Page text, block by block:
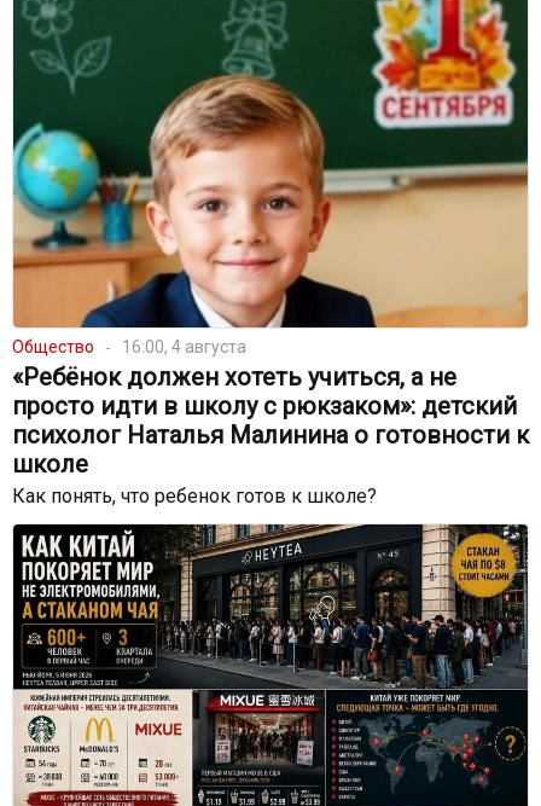
Общество 16:00, 4 августа
«Ребёнок должен хотеть учиться, а не
просто идти в школу с рюкзаком»: детский
психолог Наталья Малинина о готовности к
школе
Как понять, что ребенок готов к школе?